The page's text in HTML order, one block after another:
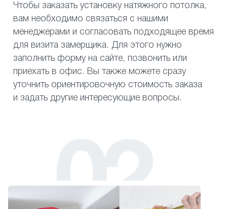
Чтобы заказать установку натяжного потолка,
вам необходимо связаться с нашими
менеджерами и согласовать подходящее время
для визита замерщика. Для этого нужно
заполнить форму на сайте, позвонить или
приехать в офис. Вы также можете сразу
уточнить ориентировочную стоимость заказа
и задать другие интересующие вопросы.